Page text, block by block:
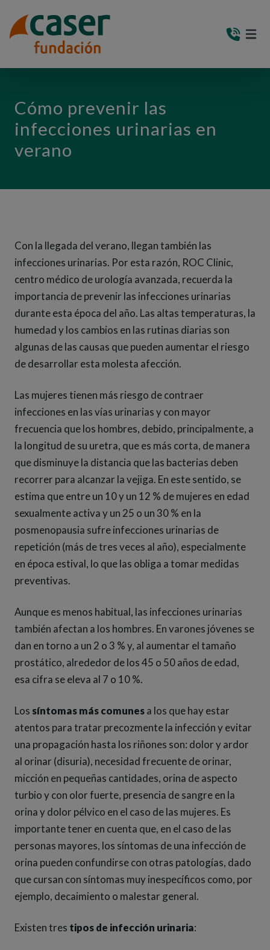
Cómo prevenir las
infecciones urinarias en
verano
Con la llegada del verano, llegan también las
infecciones urinarias. Por esta razón, ROC Clinic,
centro médico de urología avanzada, recuerda la
importancia de prevenir las infecciones urinarias
durante esta época del año. Las altas temperaturas, la
humedad y los cambios en las rutinas diarias son
algunas de las causas que pueden aumentar el riesgo
de desarrollar esta molesta afección.
Las mujeres tienen más riesgo de contraer
infecciones en las vías urinarias y con mayor
frecuencia que los hombres, debido, principalmente, a
la longitud de su uretra, que es más corta, de manera
que disminuye la distancia que las bacterias deben
recorrer para alcanzar la vejiga. En este sentido, se
estima que entre un 10 y un 12 % de mujeres en edad
sexualmente activa y un 25 o un 30 % en la
posmenopausia sufre infecciones urinarias de
repetición (más de tres veces al año), especialmente
en época estival, lo que las obliga a tomar medidas
preventivas.
Aunque es menos habitual, las infecciones urinarias
también afectan a los hombres. En varones jóvenes se
dan en torno a un 2 o 3 % y, al aumentar el tamaño
prostático, alrededor de los 45 o 50 años de edad,
esa cifra se eleva al 7 o 10 %.
Los síntomas más comunesa los que hay estar
atentos para tratar precozmente la infección y evitar
una propagación hasta los riñones son: dolor y ardor
al orinar (disuria), necesidad frecuente de orinar,
micción en pequeñas cantidades, orina de aspecto
turbio y con olor fuerte, presencia de sangre en la
orina y dolor pélvico en el caso de las mujeres. Es
importante tener en cuenta que, en el caso de las
personas mayores, los síntomas de una infección de
orina pueden confundirse con otras patologías, dado
que cursan con síntomas muy inespecíficos como, por
ejemplo, decaimiento o malestar general.
Existen tres tipos de infección urinaria: